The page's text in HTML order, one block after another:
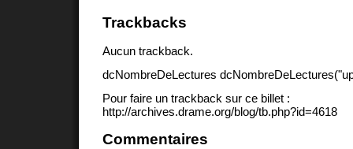
Trackbacks
Aucun trackback.
dcNombreDeLectures
Pour faire un trackback sur ce billet :
http://archives.drame.org/blog/tb.php?id=4618
Commentaires